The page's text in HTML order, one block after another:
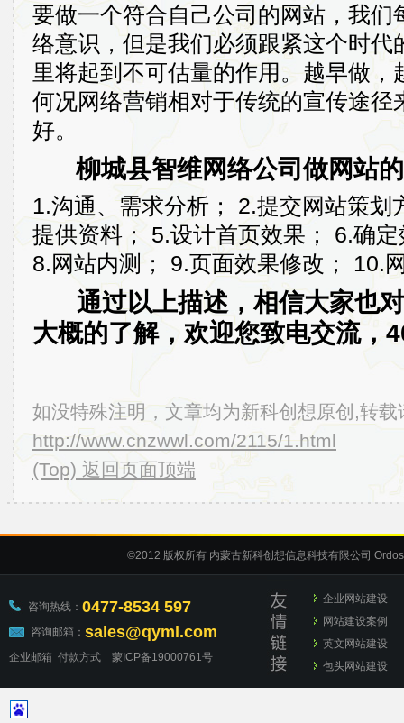
要做一个符合自己公司的网站，我们
络意识，但是我们必须跟紧这个时代
里将起到不可估量的作用。越早做
何况网络营销相对于传统的宣传途径
好。
柳城县智维网络公司做网站
1.沟通、需求分析； 2.提交网站策划
提供资料； 5.设计首页效果； 6.确
8.网站内测； 9.页面效果修改； 10.
通过以上描述，相信大家也
大概的了解，欢迎您致电交流，
如没特殊注明，文章均为新科创想原创,转载
http://www.cnzwwl.com/2115/1.html
(Top) 返回页面顶端
©2012 版权所有 内蒙古新科创想信息科技有限公司
咨询热线： 0477-8534 597
咨询邮箱： sales@qyml.com
企业邮箱 付款方式 蒙ICP备19000761号
企业网站建设
网站建设案例
英文网站建设
包头网站建设